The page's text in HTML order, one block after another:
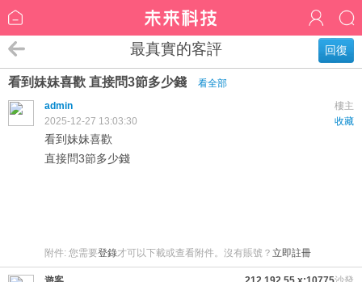
回復
最真實的客評
看到妹妹喜歡 直接問3節多少錢
看全部
樓主
admin
收藏
2025-12-27 13:03:30
看到妹妹喜歡
直接問3節多少錢
附件: 您需要登錄才可以下載或查看附件。沒有賬號？ 立即註冊